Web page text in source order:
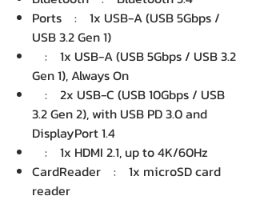
Ports : 1x USB-A (USB 5Gbps /
USB 3.2 Gen 1)
: 1x USB-A (USB 5Gbps / USB 3.2
Gen 1), Always On
: 2x USB-C (USB 10Gbps / USB
3.2 Gen 2), with USB PD 3.0 and
DisplayPort 1.4
: 1x HDMI 2.1, up to 4K/60Hz
CardReader : 1x microSD card
reader